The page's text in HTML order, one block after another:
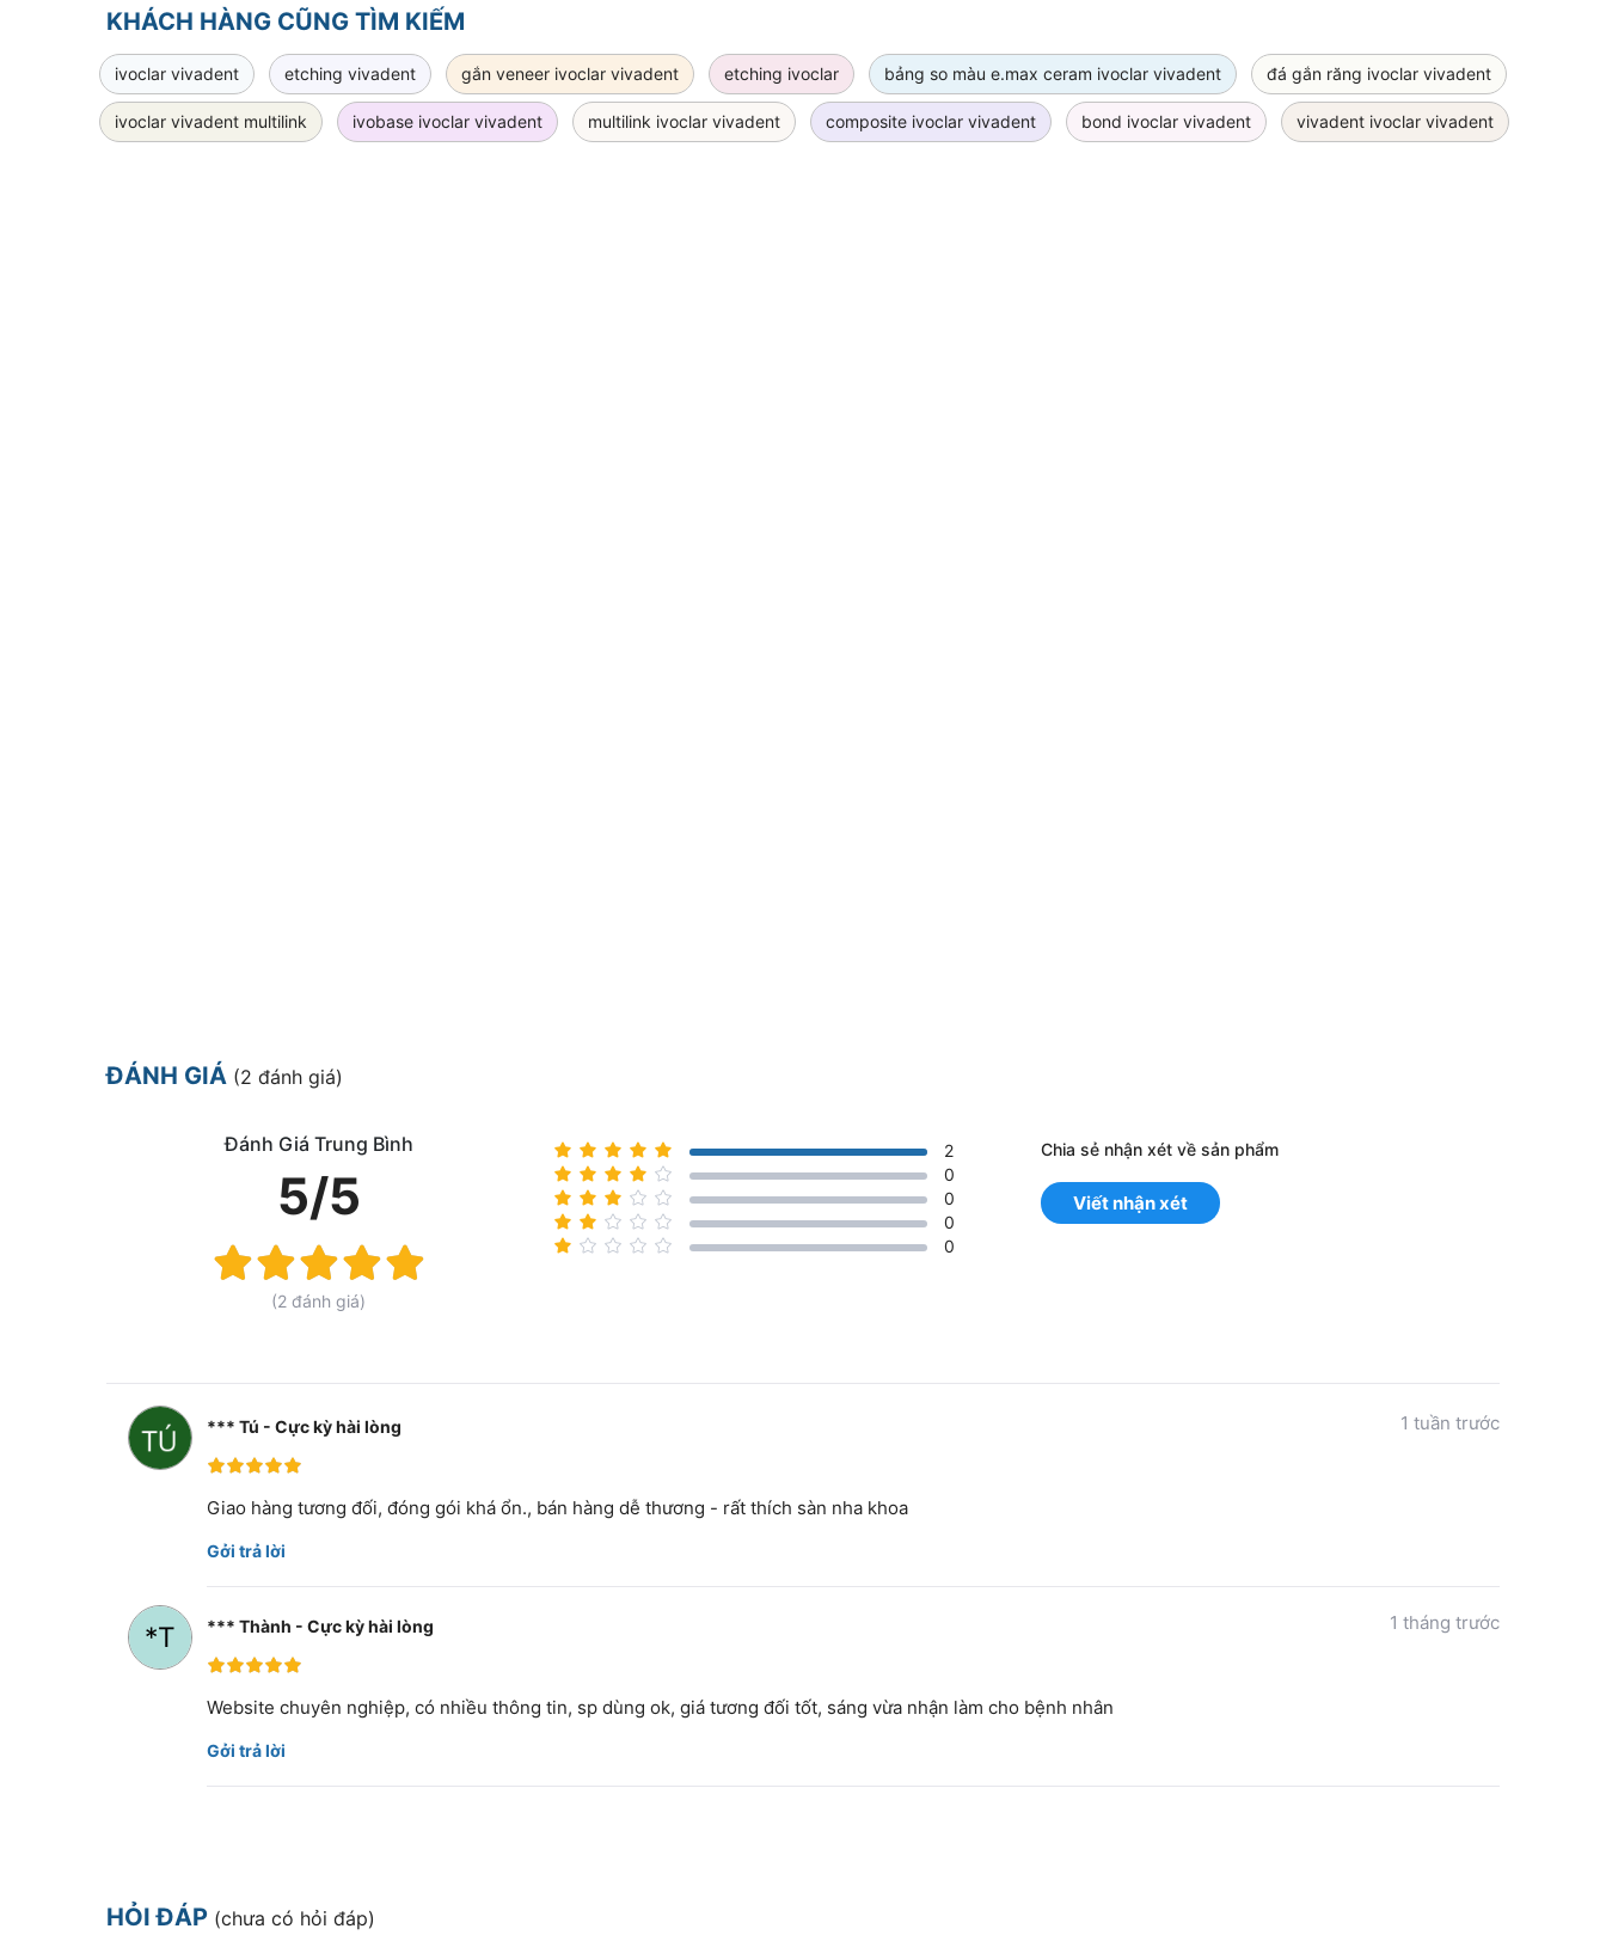
KHÁCH HÀNG CŨNG TÌM KIẾM
ivoclar vivadent etching vivadent gắn veneer ivoclar vivadent etching ivoclar bảng so màu e.max ceram ivoclar vivadent đá gắn răng ivoclar vivadent
ivoclar vivadent multilink ivobase ivoclar vivadent multilink ivoclar vivadent composite ivoclar vivadent bond ivoclar vivadent vivadent ivoclar vivadent
ĐÁNH GIÁ (2 đánh giá)
Đánh Giá Trung Bình
5/5
(2 đánh giá)
2
0
0
0
0
Chia sẻ nhận xét về sản phẩm
Viết nhận xét
*** Tú - Cực kỳ hài lòng 1 tuần trước
Giao hàng tương đối, đóng gói khá ổn., bán hàng dễ thương - rất thích sàn nha khoa
Gởi trả lời
*** Thành - Cực kỳ hài lòng 1 tháng trước
Website chuyên nghiệp, có nhiều thông tin, sp dùng ok, giá tương đối tốt, sáng vừa nhận làm cho bệnh nhân
Gởi trả lời
HỎI ĐÁP (chưa có hỏi đáp)